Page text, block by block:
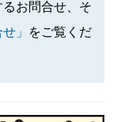
お問合せ、そ
」
をご覧くだ